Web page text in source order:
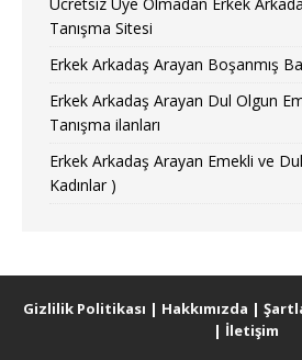
Tanışma Sitesi
Erkek Arkadaş Arayan Boşanmış
Erkek Arkadaş Arayan Dul Olgun
Tanışma ilanları
Erkek Arkadaş Arayan Emekli ve
Kadınlar )
Gizlilik Politikası | Hakkımızda |
| İletişim